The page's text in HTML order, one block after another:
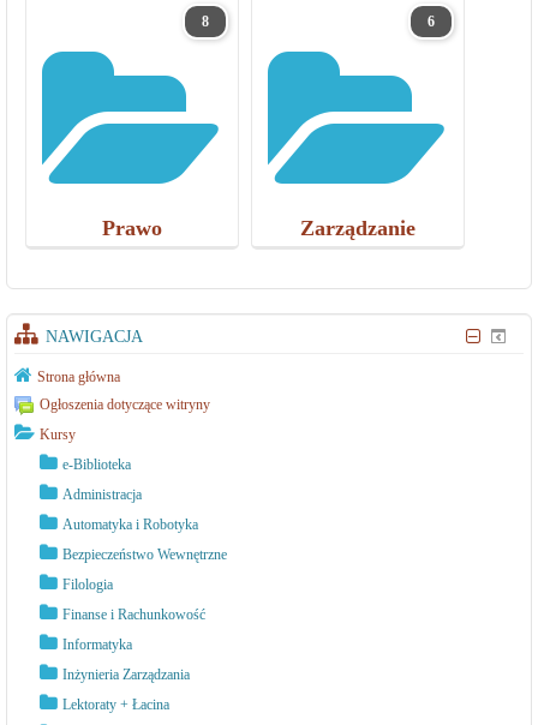
8
Prawo
6
Zarządzanie
NAWIGACJA
Strona główna
Ogłoszenia dotyczące witryny
Kursy
e-Biblioteka
Administracja
Automatyka i Robotyka
Bezpieczeństwo Wewnętrzne
Filologia
Finanse i Rachunkowość
Informatyka
Inżynieria Zarządzania
Lektoraty + Łacina